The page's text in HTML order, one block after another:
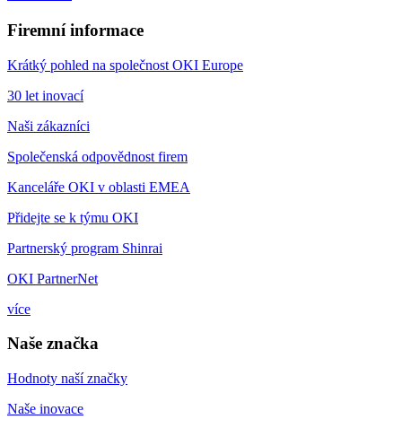
Firemní informace
Krátký pohled na společnost OKI Europe
30 let inovací
Naši zákazníci
Společenská odpovědnost firem
Kanceláře OKI v oblasti EMEA
Přidejte se k týmu OKI
Partnerský program Shinrai
OKI PartnerNet
více
Naše značka
Hodnoty naší značky
Naše inovace